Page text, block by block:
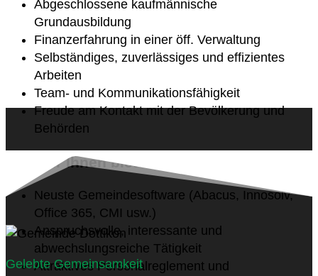
Abgeschlossene kaufmännische
Grundausbildung
Finanzerfahrung in einer öff. Verwaltung
Selbständiges, zuverlässiges und effizientes
Arbeiten
Team- und Kommunikationsfähigkeit
Freude am Kontakt mit der Bevölkerung und
Behörden
Was wir Ihnen bieten können:
Neuste Gemeindesoftware (Abacus, Innosolv,
Office 365, CMI usw.)
Anspruchsvolle, interessante und
abwechslungsreiche Tätigkeit
Attraktives Personalreglement und
Gelebte Gemeinsamkeit